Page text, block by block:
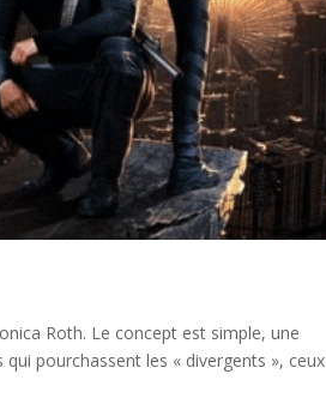
Roth. Le concept est simple, une
pourchassent les « divergents », ceux